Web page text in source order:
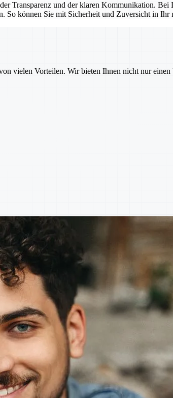
Transparenz und der klaren Kommunikation.
So können Sie mit Sicherheit und Zuversicht in Ihr
vielen Vorteilen. Wir bieten Ihnen nicht nur